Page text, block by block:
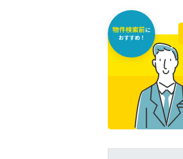
物件検索前 に
おすすめ！